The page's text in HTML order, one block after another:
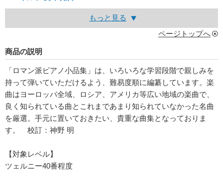
もっと見る
ページトップへ
商品の説明
「ロマン派ピアノ小品集」は、いろいろな学習段階で親しみを
持って弾いていただけるよう、難易度順に編纂しています。楽
曲はヨーロッパ全域、ロシア、アメリカ等広い地域の楽曲で、
良く知られている曲とこれまであまり知られていなかった名曲
を厳選。手元に置いておきたい、貴重な曲集となっておりま
す。 校訂：神野 明
【対象レベル】
ツェルニー40番程度